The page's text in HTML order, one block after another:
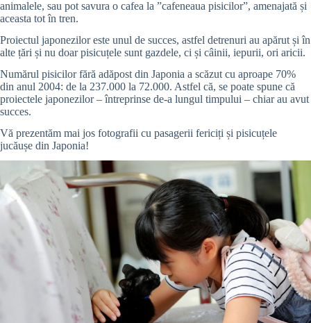
animalele, sau pot savura o cafea la ”cafeneaua pisicilor”, amenajată și
aceasta tot în tren.
Proiectul japonezilor este unul de succes, astfel detrenuri au apărut și în
alte țări și nu doar pisicuțele sunt gazdele, ci și câinii, iepurii, ori aricii.
Numărul pisicilor fără adăpost din Japonia a scăzut cu aproape 70%
din anul 2004: de la 237.000 la 72.000. Astfel că, se poate spune că
proiectele japonezilor – întreprinse de-a lungul timpului – chiar au avut
succes.
Vă prezentăm mai jos fotografii cu pasagerii fericiți și pisicuțele
jucăușe din Japonia!